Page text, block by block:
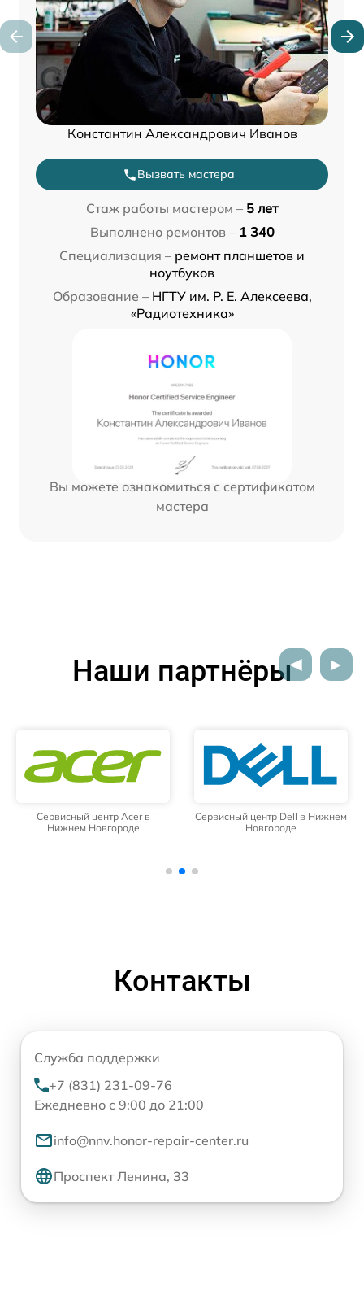
Константин Александрович Иванов
Вызвать мастера
Стаж работы мастером – 5 лет
Выполнено ремонтов – 1 340
Специализация – ремонт планшетов и
ноутбуков
Образование – НГТУ им. Р. Е. Алексеева,
«Радиотехника»
Вы можете ознакомиться с сертификатом
мастера
Наши партнёры
Сервисный центр Acer в
Нижнем Новгороде
Сервисный центр Dell в Нижнем
Новгороде
Контакты
Служба поддержки
+7 (831) 231-09-76
Ежедневно с 9:00 до 21:00
info@nnv.honor-repair-center.ru
Проспект Ленина, 33